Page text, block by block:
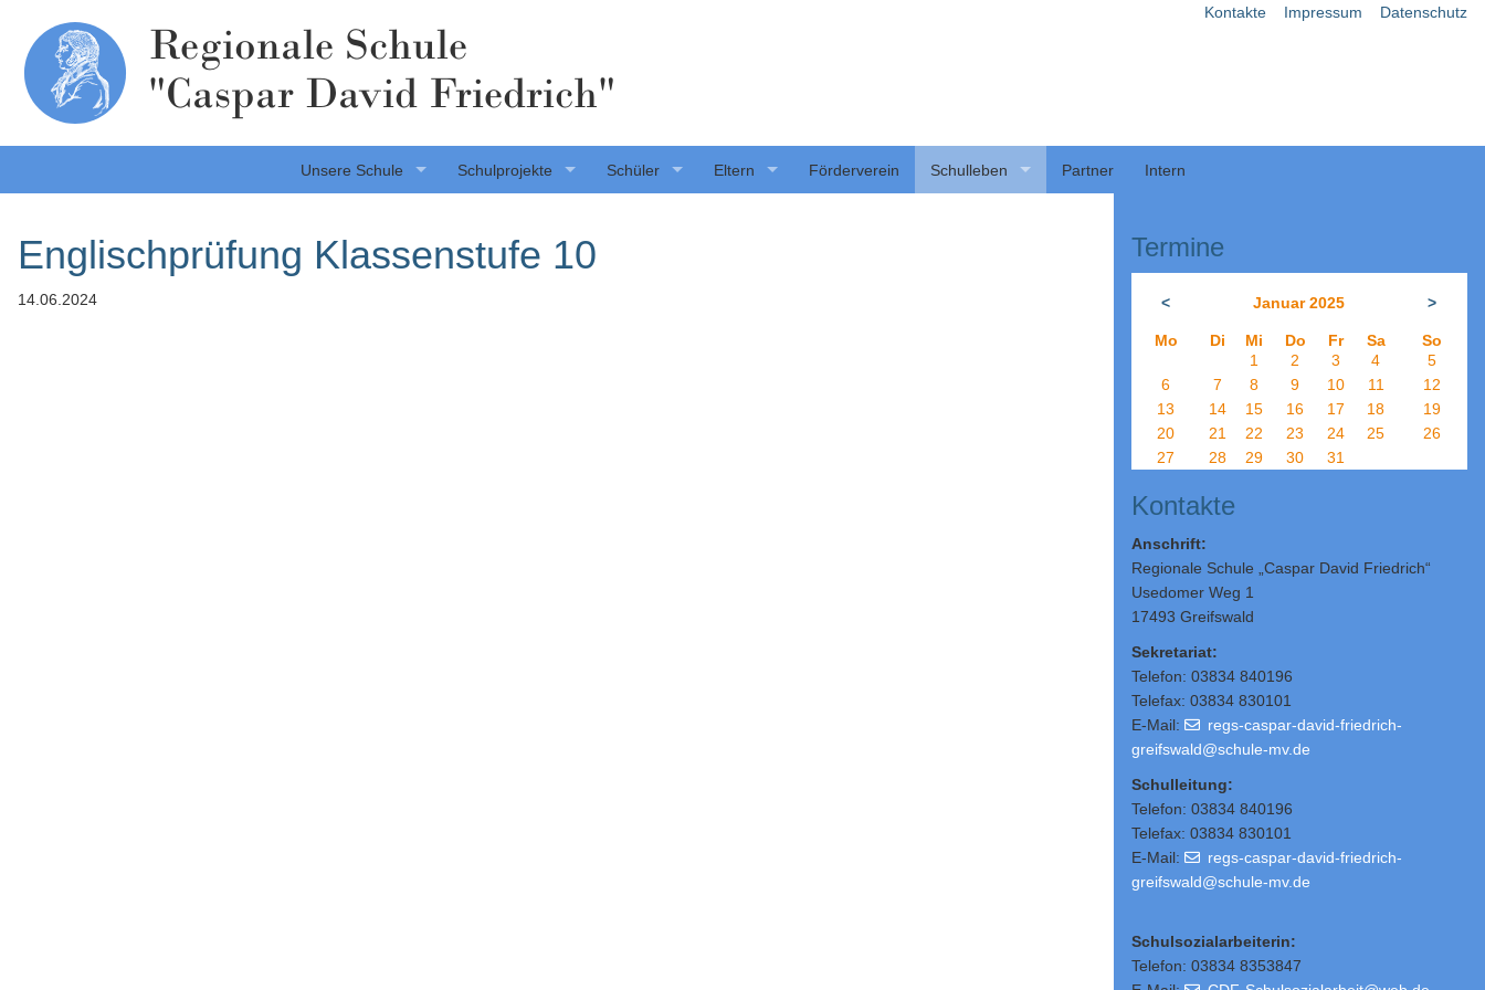
Kontakte Impressum Datenschutz
Regionale Schule
"Caspar David Friedrich"
Unsere Schule Schulprojekte Schüler Eltern Förderverein Schulleben Partner Intern
Englischprüfung Klassenstufe 10
14.06.2024
Termine
< Januar 2025 >
Mo Di Mi Do Fr Sa
So
1
2 3 4
5
6
7 8 9 10 11
12
13
14 15 16 17 18
19
20
21 22 23 24 25
26
27
28 29 30 31
Kontakte
Anschrift:
Regionale Schule „Caspar David Friedrich“
Usedomer Weg 1
17493 Greifswald
Sekretariat:
Telefon: 03834 840196
Telefax: 03834 830101
E-Mail:
regs-caspar-david-friedrich-
greifswald@schule-mv.de
Schulleitung:
Telefon: 03834 840196
Telefax: 03834 830101
E-Mail:
regs-caspar-david-friedrich-
greifswald@schule-mv.de
Schulsozialarbeiterin:
Telefon: 03834 8353847